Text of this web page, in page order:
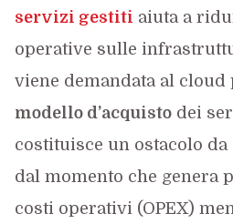
servizi gestiti aiuta a
operative sulle
viene demandata al cloud
modello d’acquistodei
costituisce un ostacolo da
dal momento che genera
costi operativi (OPEX)